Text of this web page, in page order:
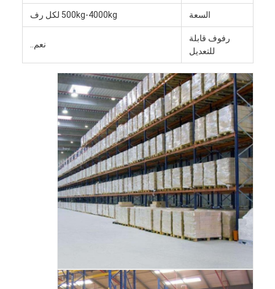
رف عرض السوبر ماركت
الأرفف ناتئ
ادفع الأرفف للخلف
قد في الأرفف
الأرفف مكوك الراديو
أرفف ممر ضيق جدا
رف الميزانين
منصة الهيكل الصلب
علب البلاستيك من هيدبليو
السعة 500kg-4000kg لكل رف
رفوف قابلة
للتعديل
نعم..